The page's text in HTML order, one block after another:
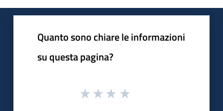
Quanto sono chiare le informazioni
su questa pagina?